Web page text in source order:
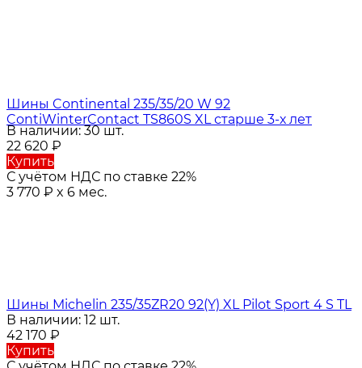
Шины Continental 235/35/20 W 92
ContiWinterContact TS860S XL старше 3-х лет
В наличии: 30 шт.
22 620 ₽
Купить
С учётом НДС по ставке 22%
3 770 ₽ x 6 мес.
Шины Michelin 235/35ZR20 92(Y) XL Pilot Sport 4 S TL
В наличии: 12 шт.
42 170 ₽
Купить